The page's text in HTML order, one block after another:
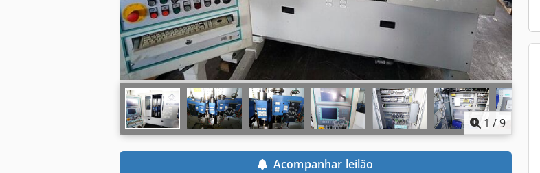
1 /9
Acompanhar leilão